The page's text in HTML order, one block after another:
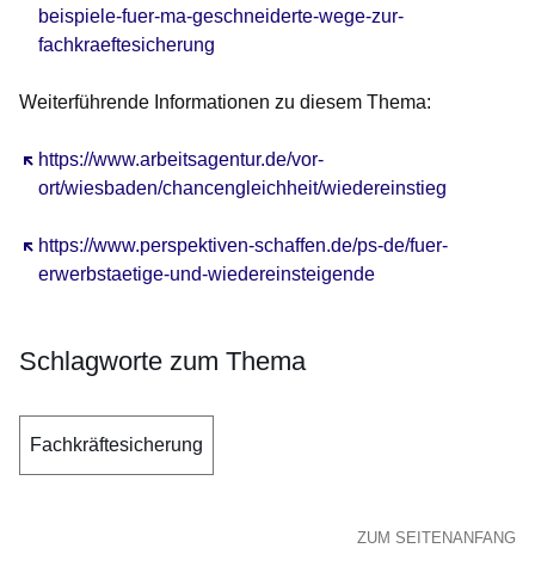
beispiele-fuer-ma-geschneiderte-wege-zur-
fachkraeftesicherung
Weiterführende Informationen zu diesem Thema:
https://www.arbeitsagentur.de/vor-
ort/wiesbaden/chancengleichheit/wiedereinstieg
Öffnet sich in einem neuen Fenster
https://www.perspektiven-schaffen.de/ps-de/fuer-
erwerbstaetige-und-wiedereinsteigende
Öffnet sich in einem neuen Fenster
Schlagworte zum Thema
Fachkräftesicherung
ZUM SEITENANFANG